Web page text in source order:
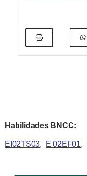
Habilidades BNCC:
EI02TS03 EI02EF01